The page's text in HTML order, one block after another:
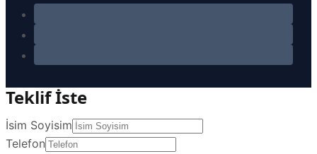
Teklif İste
İsim Soyisim
Telefon